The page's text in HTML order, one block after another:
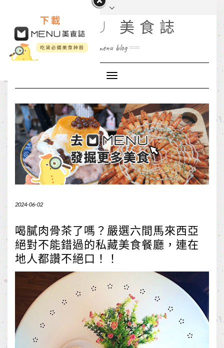
MENU 美食誌
menu blog
Toggle
Navigation
2024-06-02
喝膩肉骨茶了嗎？嚴選六間馬來西亞
絕對不能錯過的私藏美食餐廳，連在
地人都讚不絕口！！